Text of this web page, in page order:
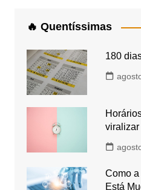
🔥 Quentíssimas
180
viralizar
Como a
Está